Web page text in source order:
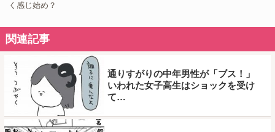
く感じ始め？
関連記事
通りすがりの中年男性が「ブス！」
いわれた女子高生はショックを受け
て…